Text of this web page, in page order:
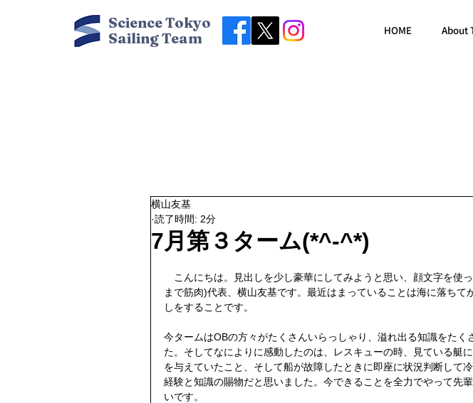
Science Tokyo
Sailing Team
HOME About
7月第３ターム(*^-^*)
横山友基
読了時間: 2分
こんにちは。見出しを少し豪華にしてみようと思い、顔文字を使
まで筋肉)代表、横山友基です。最近はまっていることは海に落ちて
しをすることです。
今タームはOBの方々がたくさんいらっしゃり、溢れ出る知識をたく
た。そしてなによりに感動したのは、レスキューの時、見ている艇
を与えていたこと、そして船が故障したときに即座に状況判断して
経験と知識の賜物だと思いました。今できることを全力でやって先
いです。